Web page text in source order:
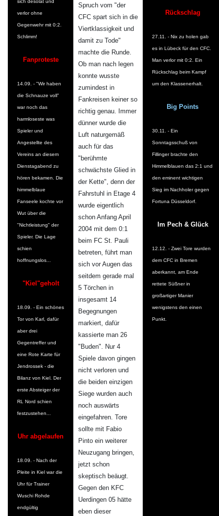
sich desolat und
verlor ohne
Gegenwehr mit 0:2.
Schlimm!
Fanproteste
14.09. - "Wir haben
die Schnauze voll"
war noch das
harmloseste was
Spieler und
Angestellte des
Vereins an diesem
Dienstagabend zu
hören bekamen. Die
himmelblaue
Fanseele kochte vor
Wut über die
"Nichtleistung" der
Spieler. Die Lage
schien
hoffnungslos...
"Kiel"geholt
18.09. - Ein schönes
Tor von Karl, dafür
aber drei
Gegentreffer und
eine Rote Karte für
Jendrossek - die
Bilanz von Kiel. Der
erste Absteiger der
RL Nord schien
festzustehen...
Uhr abgelaufen
18.09. - Nach der
Pleite in Kiel war die
Uhr für Trainer
Wuschi Rohde
endgültig
Spruch vom "der
CFC spart sich in die
Viertklassigkeit und
damit zu Tode"
machte die Runde.
Ob man nach legen
konnte wusste
zumindest in
Fankreisen keiner so
richtig genau. Immer
dünner wurde die
Luft naturgemäß
auch für das
"berühmte
schwächste Glied in
der Kette", denn der
Fahrstuhl in Etage 4
wurde eigentlich
schon Anfang April
2004 mit dem 0:1
beim FC St. Pauli
betreten, führt man
sich vor Augen das
seitdem gerade mal
5 Törchen in
insgesamt 14
Begegnungen
markiert, dafür
kassierte man 26
"Buden". Nur 4
Spiele davon gingen
nicht verloren und
die beiden einzigen
Siege wurden auch
noch auswärts
eingefahren. Tore
sollte mit Fabio
Pinto ein weiterer
Neuzugang bringen,
jetzt schon
skeptisch beäugt.
Gegen den KFC
Uerdingen 05 hätte
eben dieser
Rückschlag
27.11. - Nix zu holen gab
es in Lübeck für den CFC.
Man verlor mit 0:2. Ein
Rückschlag beim Kampf
um den Klassenerhalt.
Big Points
30.11. - Ein
Sonntagsschuß von
Fillinger brachte den
Himmelblauen das 2:1 und
den eminent wichtigen
Sieg im Nachholer gegen
Fortuna Düsseldorf.
Im Pech & Glück
12.12. - Zwei Tore wurden
dem CFC in Bremen
aberkannt, am Ende
rettete Süßner in
großartiger Manier
wenigstens den einen
Punkt.